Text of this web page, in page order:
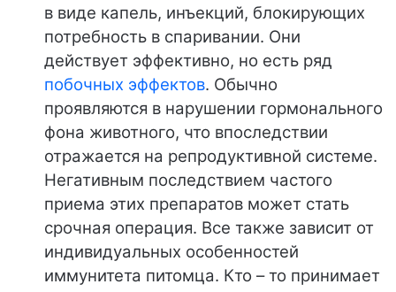
в виде капель, инъекций, блокирующих
потребность в спаривании. Они
действует эффективно, но есть ряд
побочных эффектов. Обычно
проявляются в нарушении гормонального
фона животного, что впоследствии
отражается на репродуктивной системе.
Негативным последствием частого
приема этих препаратов может стать
срочная операция. Все также зависит от
индивидуальных особенностей
иммунитета питомца. Кто – то принимает